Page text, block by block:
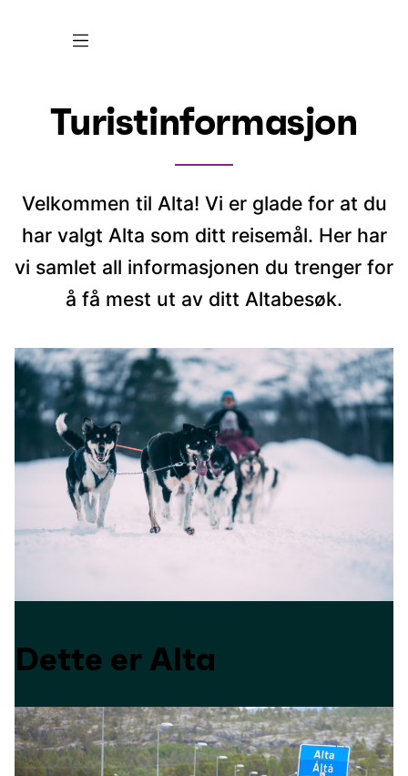
Turistinformasjon
Velkommen til Alta! Vi er glade for at du
har valgt Alta som ditt reisemål. Her har
vi samlet all informasjonen du trenger for
å få mest ut av ditt Altabesøk.
Dette er Alta